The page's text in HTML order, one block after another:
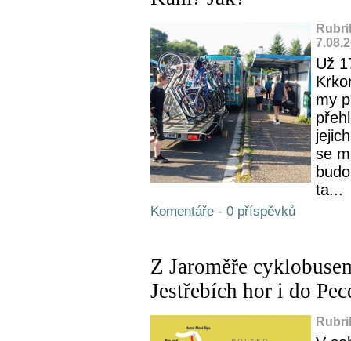
Už
my
se
ta...
Komentáře - 0 příspěvků
Z Jaroměře
Jestřebích hor i do